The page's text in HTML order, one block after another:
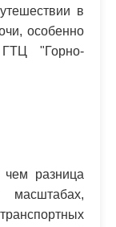
в
особенно
"Горно-
разница